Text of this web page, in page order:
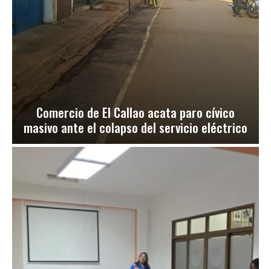
Comercio de El Callao acata paro cívico
masivo ante el colapso del servicio eléctrico